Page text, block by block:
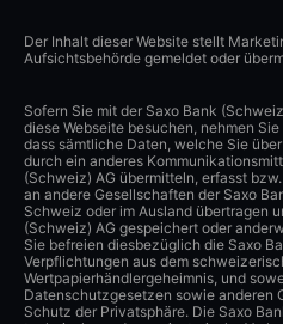
Der Inhalt dieser Website stellt
Aufsichtsbehörde gemeldet oder
Sofern Sie mit der Saxo Bank
diese Webseite besuchen, nehmen
dass sämtliche Daten, welche Sie
durch ein anderes
(Schweiz) AG übermitteln, erfasst
an andere Gesellschaften der Saxo
Schweiz oder im Ausland übertragen
(Schweiz) AG gespeichert oder
Sie befreien diesbezüglich die Saxo
Verpflichtungen aus dem
Wertpapierhändlergeheimnis, und
Datenschutzgesetzen sowie anderen
Schutz der Privatsphäre. Die Saxo